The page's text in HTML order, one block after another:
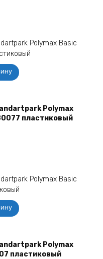
Polymax
пластиковый
Polymax
пластиковый